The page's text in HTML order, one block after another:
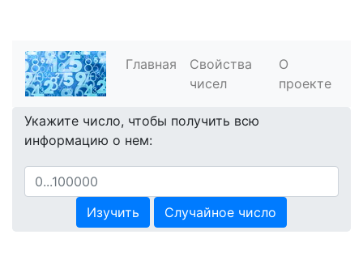
Главная
Свойства
чисел
О
проекте
Укажите число, чтобы получить всю
информацию о нем:
Изучить Случайное число